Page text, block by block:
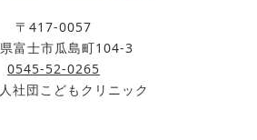
〒417-0057
富士市瓜島町104-3
0545-52-0265
社団こどもクリニック